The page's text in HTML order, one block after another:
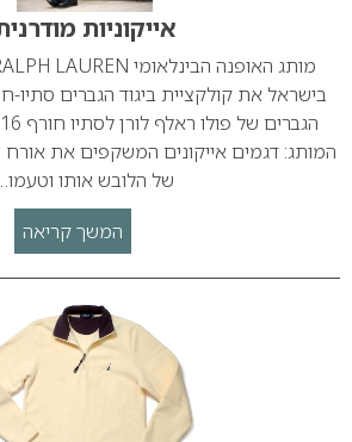
אייקוניות
המותג: דגמים אייקונים המשקפים את אורח
של הלובש אותו
המשך קריאה